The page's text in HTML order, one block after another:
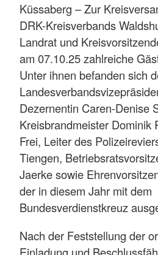
Küssaberg – Zur
DRK-Kreisverbands
Landrat und
am 07.10.25 zahlreiche
Unter ihnen befanden sich
Dezernentin Caren-Denise
Kreisbrandmeister Dominik
Frei, Leiter des
Tiengen,
Jaerke sowie
der in diesem Jahr mit dem
Bundesverdienstkreuz
Nach der Feststellung der
Einladung und